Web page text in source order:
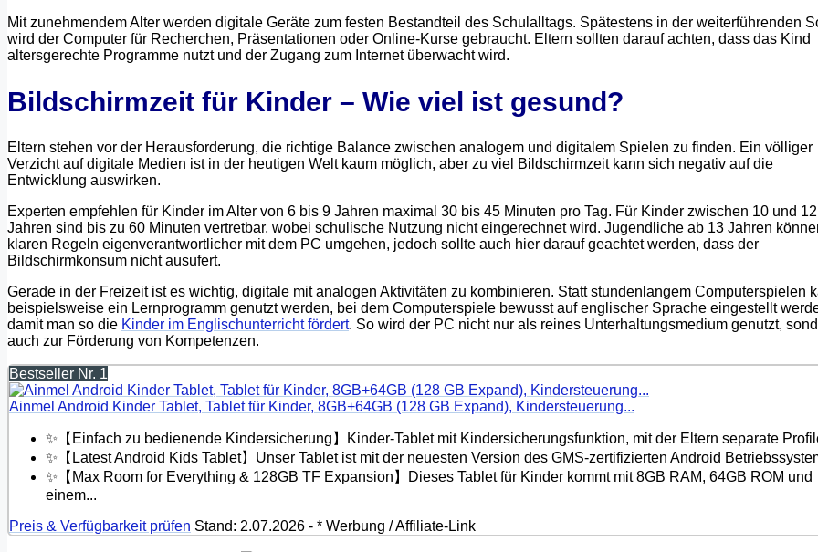
Mit zunehmendem Alter werden digitale Geräte zum festen Bestandteil des Schulalltags. Spätestens in der weiterführenden
wird der Computer für Recherchen, Präsentationen oder Online-Kurse gebraucht. Eltern sollten darauf achten, dass das Kind
altersgerechte Programme nutzt und der Zugang zum Internet überwacht wird.
Bildschirmzeit für Kinder – Wie viel ist gesund?
Eltern stehen vor der Herausforderung, die richtige Balance zwischen analogem und digitalem Spielen zu finden. Ein völliger
Verzicht auf digitale Medien ist in der heutigen Welt kaum möglich, aber zu viel Bildschirmzeit kann sich negativ auf die
Entwicklung auswirken.
Experten empfehlen für Kinder im Alter von 6 bis 9 Jahren maximal 30 bis 45 Minuten pro Tag. Für Kinder zwischen 10 und 12
Jahren sind bis zu 60 Minuten vertretbar, wobei schulische Nutzung nicht eingerechnet wird. Jugendliche ab 13 Jahren
klaren Regeln eigenverantwortlicher mit dem PC umgehen, jedoch sollte auch hier darauf geachtet werden, dass der
Bildschirmkonsum nicht ausufert.
Gerade in der Freizeit ist es wichtig, digitale mit analogen Aktivitäten zu kombinieren. Statt stundenlangem Computerspielen
beispielsweise ein Lernprogramm genutzt werden, bei dem Computerspiele bewusst auf englischer Sprache eingestellt
damit man so die Kinder im Englischunterricht fördert. So wird der PC nicht nur als reines Unterhaltungsmedium genutzt,
auch zur Förderung von Kompetenzen.
Bestseller Nr. 1
Ainmel Android Kinder Tablet, Tablet für Kinder, 8GB+64GB (128 GB Expand), Kindersteuerung...
✨【Einfach zu bedienende Kindersicherung】Kinder-Tablet mit Kindersicherungsfunktion, mit der Eltern separate
✨【Latest Android Kids Tablet】Unser Tablet ist mit der neuesten Version des GMS-zertifizierten Android
✨【Max Room for Everything & 128GB TF Expansion】Dieses Tablet für Kinder kommt mit 8GB RAM, 64GB ROM und
einem...
Preis & Verfügbarkeit prüfen Stand: 2.07.2026 - * Werbung / Affiliate-Link